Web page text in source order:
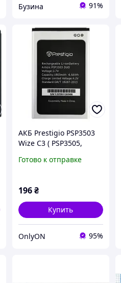
Бузина 91%
АКБ Prestigio PSP3503
Wize C3 ( PSP3505,
[Original PRC]
Готово к отправке
196₴
Купить
OnlyON 95%